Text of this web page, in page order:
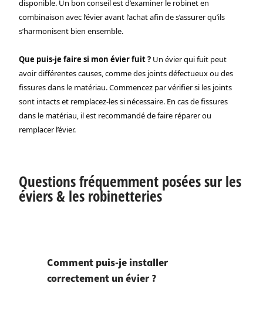
disponible. Un bon conseil est d’examiner le robinet en
combinaison avec l’évier avant l’achat afin de s’assurer qu’ils
s’harmonisent bien ensemble.
Que puis-je faire si mon évier fuit ? Un évier qui fuit peut
avoir différentes causes, comme des joints défectueux ou des
fissures dans le matériau. Commencez par vérifier si les joints
sont intacts et remplacez-les si nécessaire. En cas de fissures
dans le matériau, il est recommandé de faire réparer ou
remplacer l’évier.
Questions fréquemment posées sur les
éviers & les robinetteries
Comment puis-je installer
correctement un évier ?